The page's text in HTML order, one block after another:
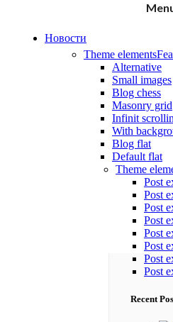
Новости
Theme elements
Alternative
Small images
Blog chess
Masonry grid
Infinit
With
Blog flat
Default flat
Theme
Post
Post
Post
Post
Post
Post
Post
Post
Recent